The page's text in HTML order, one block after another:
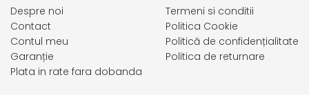
Despre noi
Contact
Contul meu
Garanție
Plata in rate fara dobanda
Termeni si conditii
Politica Cookie
Politică de confidențialitate
Politica de returnare